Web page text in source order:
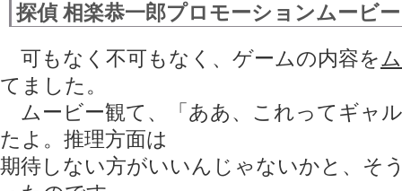
探偵 相楽恭一郎プロモーションムービー
可もなく不可もなく、ゲームの内容を
てました。
ムービー観て、「ああ、これってギャ
たよ。推理方面は
期待しない方がいいんじゃないかと、そ